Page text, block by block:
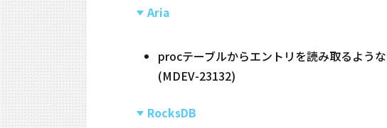
Aria
procテーブルからエントリを読み取るよう
(MDEV-23132)
RocksDB